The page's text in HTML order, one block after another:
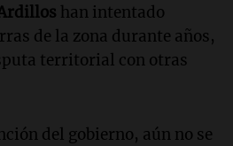
han intentado
de la zona durante años,
territorial con otras
del gobierno, aún no se